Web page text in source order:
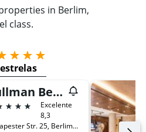
in Berlim,
class.
5 estrelas
Pullman Berlin Schweizerhof
Excelente
8,3
Budapester Str. 25, Berlim, Alemanha